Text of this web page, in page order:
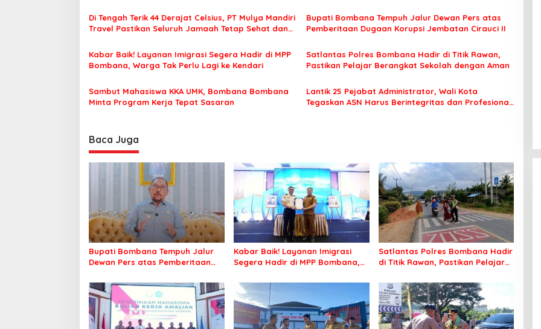
i
o
s
Di Tengah Terik 44 Derajat Celsius, PT Mulya Mandiri
Travel Pastikan Seluruh Jamaah Tetap Sehat dan
Bupati Bombana Tempuh Jalur Dewan Pers atas
Pemberitaan Dugaan Korupsi Jembatan Cirauci II
Kabar Baik! Layanan Imigrasi Segera Hadir di MPP
Bombana, Warga Tak Perlu Lagi ke Kendari
Satlantas Polres Bombana Hadir di Titik Rawan,
Pastikan Pelajar Berangkat Sekolah dengan Aman
Sambut Mahasiswa KKA UMK, Bombana Bombana
Minta Program Kerja Tepat Sasaran
Lantik 25 Pejabat Administrator, Wali Kota
Tegaskan ASN Harus Berintegritas dan Profesional
Baca Juga
Bupati Bombana Tempuh Jalur
Dewan Pers atas Pemberitaan
Cirauci II
Kabar Baik! Layanan Imigrasi
Segera Hadir di MPP Bombana,
Satlantas Polres Bombana Hadir
di Titik Rawan, Pastikan Pelajar